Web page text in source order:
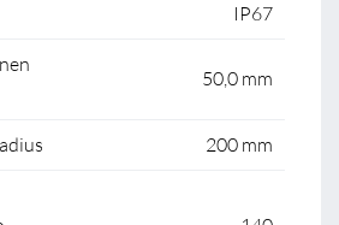
IP67
50,0 mm
200 mm